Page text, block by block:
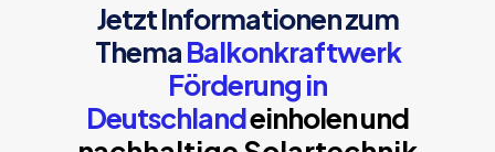
Jetzt Informationen zum
ThemaBalkonkraftwerk
Förderung in
Deutschlandeinholen und